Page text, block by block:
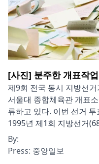
[사진] 분주한 개표작업
제9회 전국 동시 지방선
서울대 종합체육관 개표
류하고 있다. 이번 선거
1995년 제1회 지방선거
By:
Press: 중앙일보